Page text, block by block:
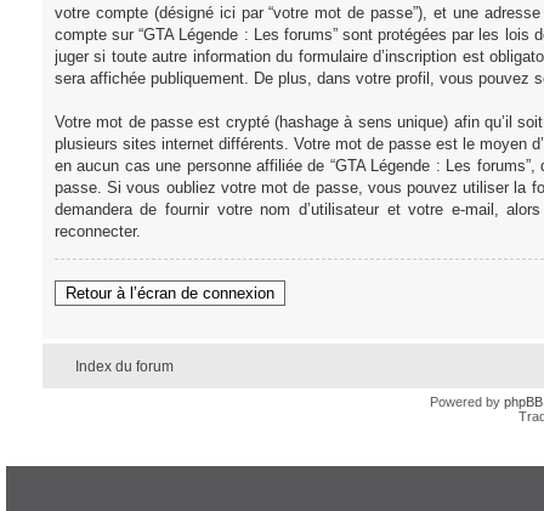
votre compte (désigné ici par “votre mot de passe”), et une
compte sur “GTA Légende : Les forums” sont protégées par les
juger si toute autre information du formulaire d’inscription est
sera affichée publiquement. De plus, dans votre profil, vous pouvez
Votre mot de passe est crypté (hashage à sens unique) afin qu’il
plusieurs sites internet différents. Votre mot de passe est le moyen
en aucun cas une personne affiliée de “GTA Légende : Les
passe. Si vous oubliez votre mot de passe, vous pouvez utiliser la
demandera de fournir votre nom d’utilisateur et votre e-mail,
reconnecter.
Retour à l’écran de connexion
Index du forum
Powered by phpBB